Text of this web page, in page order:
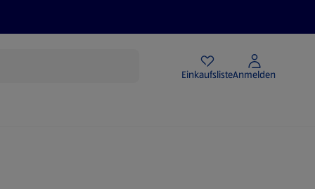
EinkaufslisteAnmelden